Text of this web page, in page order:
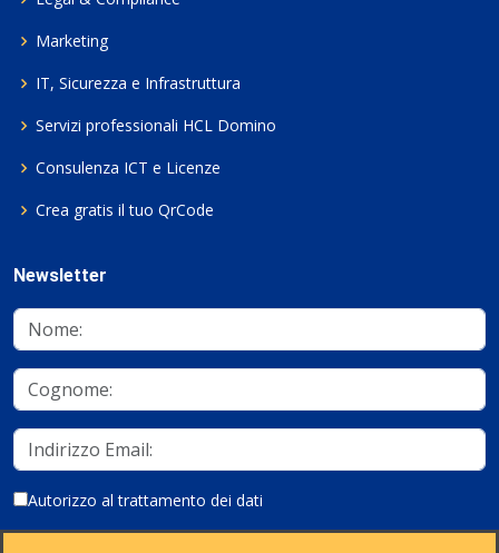
Marketing
IT, Sicurezza e Infrastruttura
Servizi professionali HCL Domino
Consulenza ICT e Licenze
Crea gratis il tuo QrCode
Newsletter
Autorizzo al trattamento dei dati